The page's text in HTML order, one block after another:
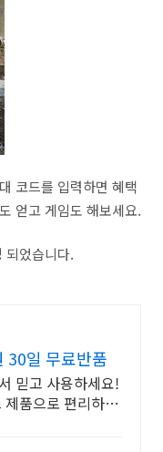
코드를 입력하면 혜택
얻고 게임도 해보세요.
되었습니다.
30일 무료반품
믿고 사용하세요!
품으로 편리하게